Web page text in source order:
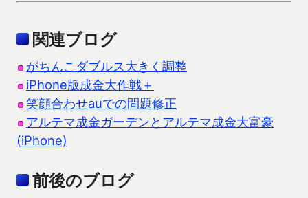
関連ブログ
がちんこダブルス大きく調整
iPhone版成金大作戦＋
笑顔合わせauでの問題修正
アルテマ成金ガーデンとアルテマ成金大富豪
(iPhone)
前後のブログ